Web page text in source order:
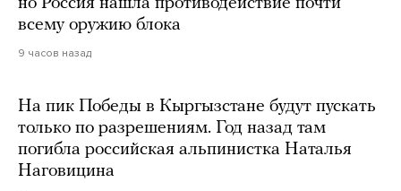
всему оружию блока
9 часов назад
На пик Победы в Кыргызстане будут пускать
только по разрешениям. Год назад там
погибла российская альпинистка Наталья
Наговицина